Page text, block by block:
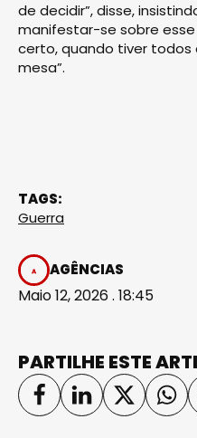
de decidir”, disse,
manifestar-se sobre
certo, quando tiver todos
mesa”.
TAGS:
Guerra
AGÊNCIAS
Maio 12, 2026 . 18:45
PARTILHE ESTE